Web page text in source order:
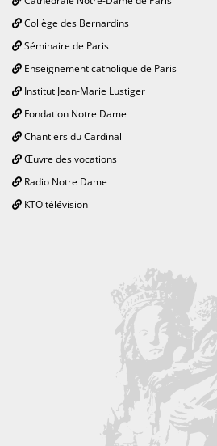
Collège des Bernardins
Séminaire de Paris
Enseignement catholique de Paris
Institut Jean-Marie Lustiger
Fondation Notre Dame
Chantiers du Cardinal
Œuvre des vocations
Radio Notre Dame
KTO télévision